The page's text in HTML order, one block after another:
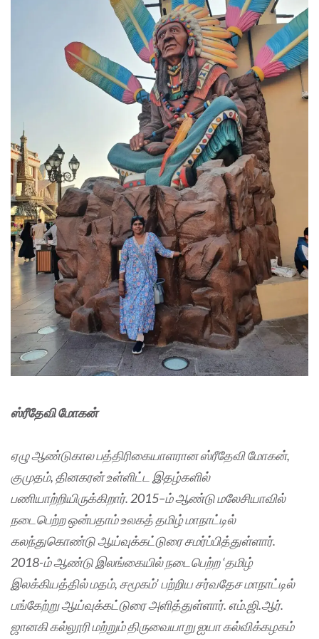
ஸ்ரீதேவி மோகன்
ஏழு ஆண்டுகால பத்திரிகையாளரான ஸ்ரீதேவி மோகன்,
குமுதம், தினகரன் உள்ளிட்ட இதழ்களில்
பணியாற்றியிருக்கிறார். 2015–ம் ஆண்டு மலேசியாவில்
நடைபெற்ற ஒன்பதாம் உலகத் தமிழ் மாநாட்டில்
கலந்துகொண்டு ஆய்வுக்கட்டுரை சமர்ப்பித்துள்ளார்.
2018-ம் ஆண்டு இலங்கையில் நடைபெற்ற ‘தமிழ்
இலக்கியத்தில் மதம், சமூகம்’ பற்றிய சர்வதேச மாநாட்டில்
பங்கேற்று ஆய்வுக்கட்டுரை அளித்துள்ளார். எம்.ஜி.ஆர்.
ஜானகி கல்லூரி மற்றும் திருவையாறு ஐயா கல்விக்கழகம்